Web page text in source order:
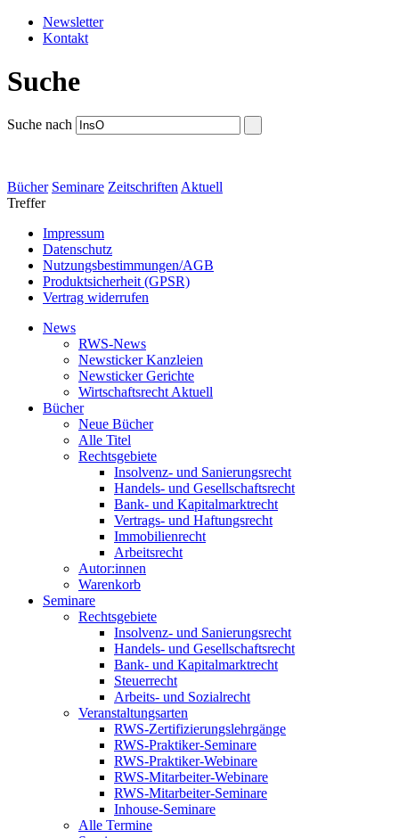
Newsletter
Kontakt
Suche
Suche nach
Bücher Seminare ZeitschriftenAktuell
Treffer
Impressum
Datenschutz
Nutzungsbestimmungen/AGB
Produktsicherheit (GPSR)
Vertrag widerrufen
News
RWS-News
Newsticker Kanzleien
Newsticker Gerichte
Wirtschaftsrecht Aktuell
Bücher
Neue Bücher
Alle Titel
Rechtsgebiete
Insolvenz- und Sanierungsrecht
Handels- und Gesellschaftsrecht
Bank- und Kapitalmarktrecht
Vertrags- und Haftungsrecht
Immobilienrecht
Arbeitsrecht
Autor:innen
Warenkorb
Seminare
Rechtsgebiete
Insolvenz- und Sanierungsrecht
Handels- und Gesellschaftsrecht
Bank- und Kapitalmarktrecht
Steuerrecht
Arbeits- und Sozialrecht
Veranstaltungsarten
RWS-Zertifizierungslehrgänge
RWS-Praktiker-Seminare
RWS-Praktiker-Webinare
RWS-Mitarbeiter-Webinare
RWS-Mitarbeiter-Seminare
Inhouse-Seminare
Alle Termine